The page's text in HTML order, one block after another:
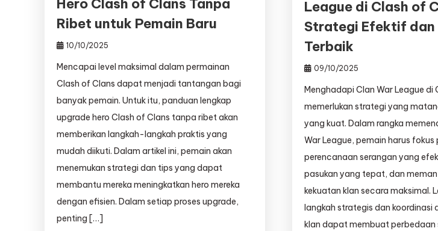
Hero Clash of Clans Tanpa
Ribet untuk Pemain Baru
10/10/2025
Mencapai level maksimal dalam permainan
Clash of Clans dapat menjadi tantangan bagi
banyak pemain. Untuk itu, panduan lengkap
upgrade hero Clash of Clans tanpa ribet akan
memberikan langkah-langkah praktis yang
mudah diikuti. Dalam artikel ini, pemain akan
menemukan strategi dan tips yang dapat
membantu mereka meningkatkan hero mereka
dengan efisien. Dalam setiap proses upgrade,
penting […]
League di Clash of
Strategi Efektif dan
Terbaik
09/10/2025
Menghadapi Clan War League di
memerlukan strategi yang
yang kuat. Dalam rangka
War League, pemain harus fokus
perencanaan serangan yang
pasukan yang tepat, dan
kekuatan klan secara maksimal.
langkah strategis dan koordinasi
klan dapat membuat perbedaan